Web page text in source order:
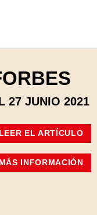
27 JUNIO 2021
LEER EL ARTÍCULO
MÁS INFORMACIÓN